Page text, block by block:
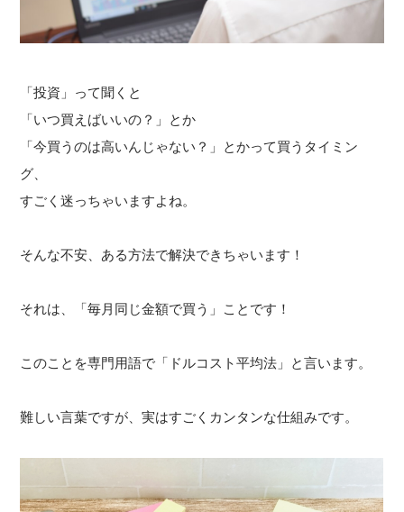
「投資」って聞くと
「いつ買えばいいの？」とか
「今買うのは高いんじゃない？」とかって買うタイミン
グ、
すごく迷っちゃいますよね。
そんな不安、ある方法で解決できちゃいます！
それは、「毎月同じ金額で買う」ことです！
このことを専門用語で「ドルコスト平均法」と言います。
難しい言葉ですが、実はすごくカンタンな仕組みです。